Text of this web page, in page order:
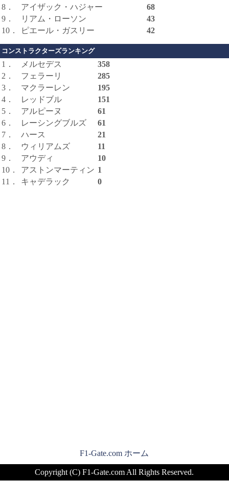
8．
アイザック・ハジャー
68
9．
リアム・ローソン
43
10．
ピエール・ガスリー 42
コンストラクターズランキング
1． メルセデス
358
2．
フェラーリ
285
3．
マクラーレン
195
4．
レッドブル
151
5．
アルピーヌ
61
6．
レーシングブルズ
61
7．
ハース
21
8．
ウィリアムズ
11
9．
アウディ
10
10．
アストンマーティン 1
11．
キャデラック 0
F1-Gate.com ホーム
Copyright (C) F1-Gate.com All Rights Reserved.